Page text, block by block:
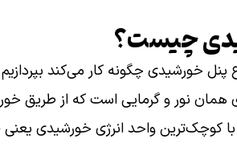
چیست؟
پنل خورشیدی چگونه کار می‌کند
همان نور و گرمایی است که از طریق
با کوچک‌ترین واحد انرژی خورشیدی